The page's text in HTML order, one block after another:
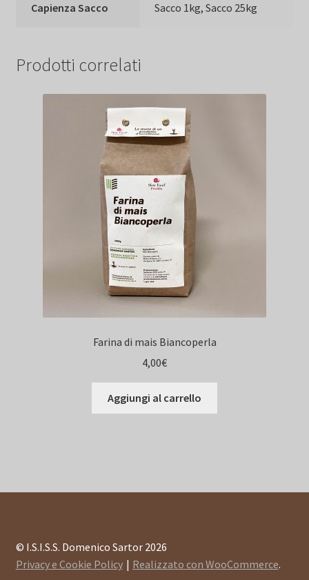
Capienza Sacco Sacco 1kg, Sacco 25kg
Prodotti correlati
Farina di mais Biancoperla
4,00€
Aggiungi al carrello
© I.S.I.S.S. Domenico Sartor 2026
Privacy e Cookie Policy
Realizzato con WooCommerce.